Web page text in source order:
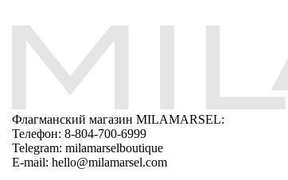
Флагманский магазин MILAMARSEL:
Телефон: 8-804-700-6999
Telegram: milamarselboutique
E-mail: hello@milamarsel.com